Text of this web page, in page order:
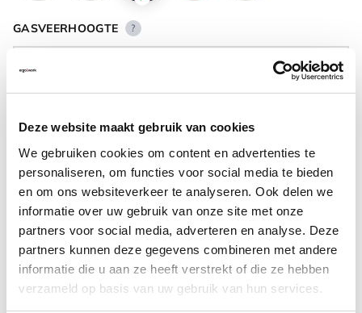
Deze website maakt gebruik van cookies
We gebruiken cookies om content en advertenties te
personaliseren, om functies voor social media te bieden
en om ons websiteverkeer te analyseren. Ook delen we
informatie over uw gebruik van onze site met onze
partners voor social media, adverteren en analyse. Deze
partners kunnen deze gegevens combineren met andere
informatie die u aan ze heeft verstrekt of die ze hebben
verzameld op basis van uw gebruik van hun services.
GASVEERHOOGTE ?